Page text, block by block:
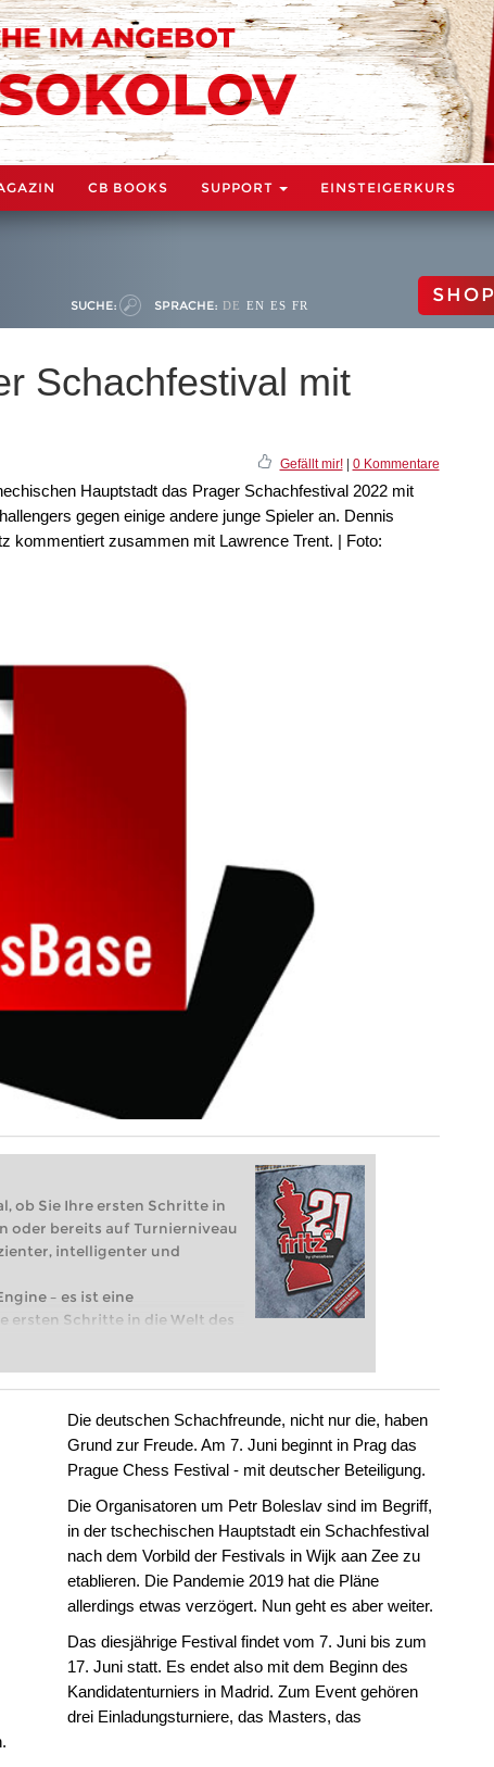
CB BOOKS SUPPORT EINSTEIGERKURS
SUCHE: SPRACHE: DE EN ES FR SHOP
Schachfestival mit
Gefällt mir!| 0 Kommentare
Hauptstadt das Prager Schachfestival 2022 mit
gegen einige andere junge Spieler an. Dennis
kommentiert zusammen mit Lawrence Trent. | Foto:
ob Sie Ihre ersten Schritte in
oder bereits auf Turnierniveau
intelligenter und
– es ist eine
ersten Schritte in die Welt des
auf Turnierniveau spielen: Mit
Die deutschen Schachfreunde, nicht nur die, haben
Grund zur Freude. Am 7. Juni beginnt in Prag das
Prague Chess Festival - mit deutscher Beteiligung.
Die Organisatoren um Petr Boleslav sind im Begriff,
in der tschechischen Hauptstadt ein Schachfestival
nach dem Vorbild der Festivals in Wijk aan Zee zu
etablieren. Die Pandemie 2019 hat die Pläne
allerdings etwas verzögert. Nun geht es aber weiter.
Das diesjährige Festival findet vom 7. Juni bis zum
17. Juni statt. Es endet also mit dem Beginn des
Kandidatenturniers in Madrid. Zum Event gehören
drei Einladungsturniere, das Masters, das